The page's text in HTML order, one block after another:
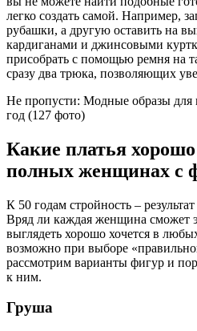
легко создать самой. Например,
рубашки, а другую оставить на
кардиганами и джинсовыми
присобрать с помощью ремня на
сразу два трюка, позволяющих
Не пропусти: Модные образы
год (127 фото)
Какие платья хорошо
полных женщинах с
К 50 годам стройность –
Вряд ли каждая женщина сможет
выглядеть хорошо хочется в
возможно при выборе
рассмотрим варианты фигур и
к ним.
Груша